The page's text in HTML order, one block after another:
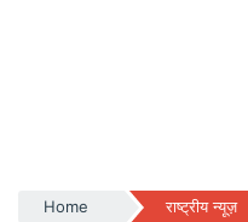
Home राष्ट्रीय न्यूज़